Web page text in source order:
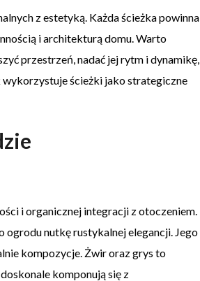
z estetyką. Każda ścieżka powinna
i architekturą domu. Warto
przestrzeń, nadać jej rytm i dynamikę,
ścieżki jako strategiczne
i organicznej integracji z otoczeniem.
ogrodu nutkę rustykalnej elegancji. Jego
kompozycje. Żwir oraz grys to
komponują się z